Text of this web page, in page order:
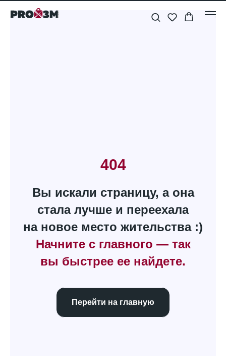
404
Вы искали страницу, а она
стала лучше и переехала
на новое место жительства :)
Начните с главного — так
вы быстрее ее найдете.
Перейти на главную